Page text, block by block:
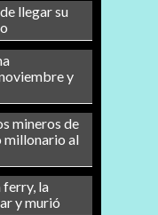
llegar su
y
mineros de
millonario al
ferry, la
y murió